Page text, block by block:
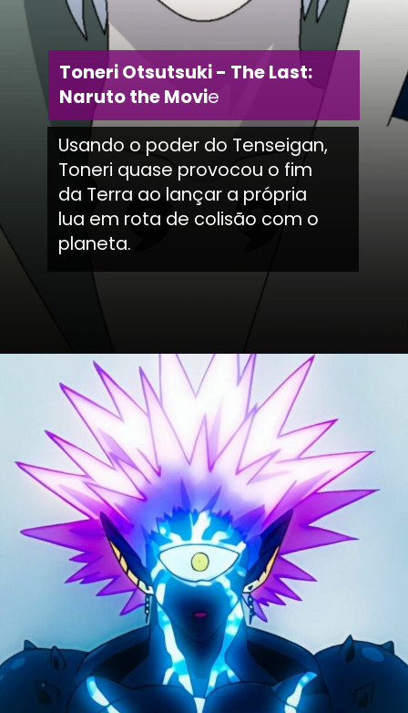
Usando o poder do Tenseigan,
Toneri quase provocou o fim
da Terra ao lançar a própria
lua em rota de colisão com o
planeta.
Toneri Otsutsuki - The Last:
Naruto the Movie